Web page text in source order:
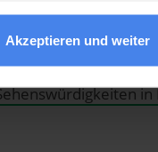
Präferenzen im
Akzeptieren und weiter
in